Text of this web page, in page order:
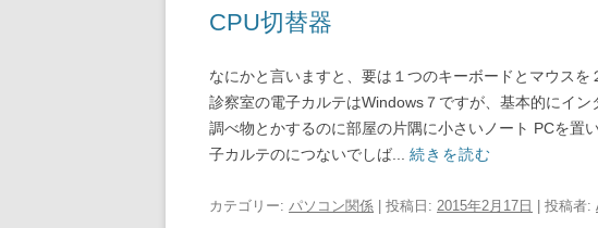
CPU切替器
なにかと言いますと、要は１つのキーボードとマウスを
診察室の電子カルテはWindows７ですが、基本的にイ
調べ物とかするのに部屋の片隅に小さいノート PCを置
子カルテのにつないでしば... 続きを読む
カテゴリー: パソコン関係 | 投稿日: 2015年2月17日 投稿者: